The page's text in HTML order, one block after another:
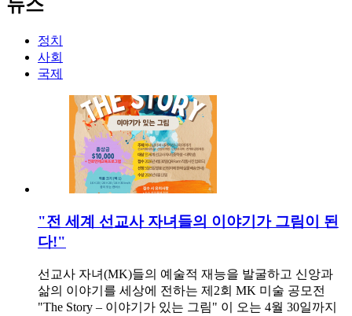
뉴스
정치
사회
국제
"전 세계 선교사 자녀들의 이야기가 그림이 된
다!"
선교사 자녀(MK)들의 예술적 재능을 발굴하고 신앙과
삶의 이야기를 세상에 전하는 제2회 MK 미술 공모전
"The Story – 이야기가 있는 그림" 이 오는 4월 30일까지